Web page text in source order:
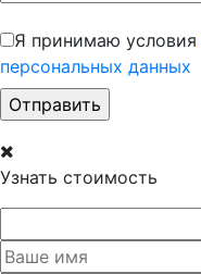
Я принимаю условия
персональных данных
Узнать стоимость